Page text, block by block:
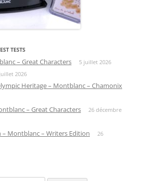
TESTS
– Great Characters 5 juillet 2026
2026
Heritage – Montblanc – Chamonix
– Great Characters
26 décembre
– Montblanc – Writers Edition
26